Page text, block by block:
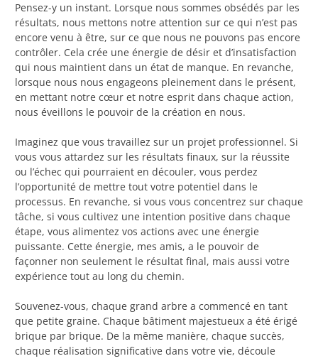
Pensez-y un instant. Lorsque nous sommes obsédés par les
résultats, nous mettons notre attention sur ce qui n’est pas
encore venu à être, sur ce que nous ne pouvons pas encore
contrôler. Cela crée une énergie de désir et d’insatisfaction
qui nous maintient dans un état de manque. En revanche,
lorsque nous nous engageons pleinement dans le présent,
en mettant notre cœur et notre esprit dans chaque action,
nous éveillons le pouvoir de la création en nous.
Imaginez que vous travaillez sur un projet professionnel. Si
vous vous attardez sur les résultats finaux, sur la réussite
ou l’échec qui pourraient en découler, vous perdez
l’opportunité de mettre tout votre potentiel dans le
processus. En revanche, si vous vous concentrez sur chaque
tâche, si vous cultivez une intention positive dans chaque
étape, vous alimentez vos actions avec une énergie
puissante. Cette énergie, mes amis, a le pouvoir de
façonner non seulement le résultat final, mais aussi votre
expérience tout au long du chemin.
Souvenez-vous, chaque grand arbre a commencé en tant
que petite graine. Chaque bâtiment majestueux a été érigé
brique par brique. De la même manière, chaque succès,
chaque réalisation significative dans votre vie, découle